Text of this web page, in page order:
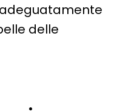
delle